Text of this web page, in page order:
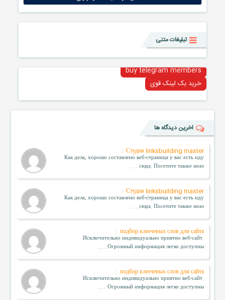
تبلیغات متنی
buy telegram members
خرید بک لینک قوی
اخرین دیدگاه ها
Студия linksbuilding master :
Как дела, хорошо составлено веб-страница у вас есть иду
сюда. Посетите также мою . . .
Студия linksbuilding master :
Как дела, хорошо составлено веб-страница у вас есть иду
сюда. Посетите также мою . . .
подбор ключевых слов для сайта :
Исключительно индивидуально приятно веб-сайт.
Огромный информация легко доступны . . .
подбор ключевых слов для сайта :
Исключительно индивидуально приятно веб-сайт.
Огромный информация легко доступны . . .